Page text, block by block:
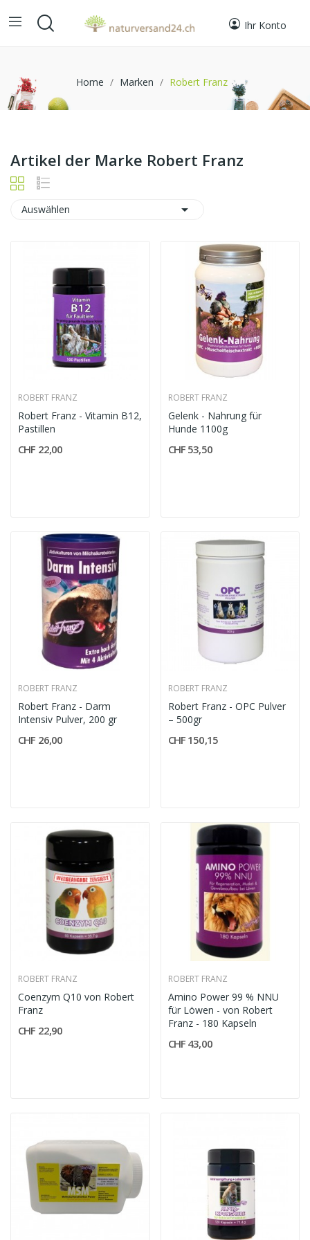
Ihr Konto
Home Marken Robert Franz
Artikel der Marke Robert Franz
Auswählen 
ROBERT FRANZ
Robert Franz - Vitamin B12,
Pastillen
CHF 22,00
ROBERT FRANZ
Gelenk - Nahrung für
Hunde 1100g
CHF 53,50
ROBERT FRANZ
Robert Franz - Darm
Intensiv Pulver, 200 gr
CHF 26,00
ROBERT FRANZ
Robert Franz - OPC Pulver
– 500gr
CHF 150,15
ROBERT FRANZ
Coenzym Q10 von Robert
Franz
CHF 22,90
ROBERT FRANZ
Amino Power 99 % NNU
für Löwen - von Robert
Franz - 180 Kapseln
CHF 43,00